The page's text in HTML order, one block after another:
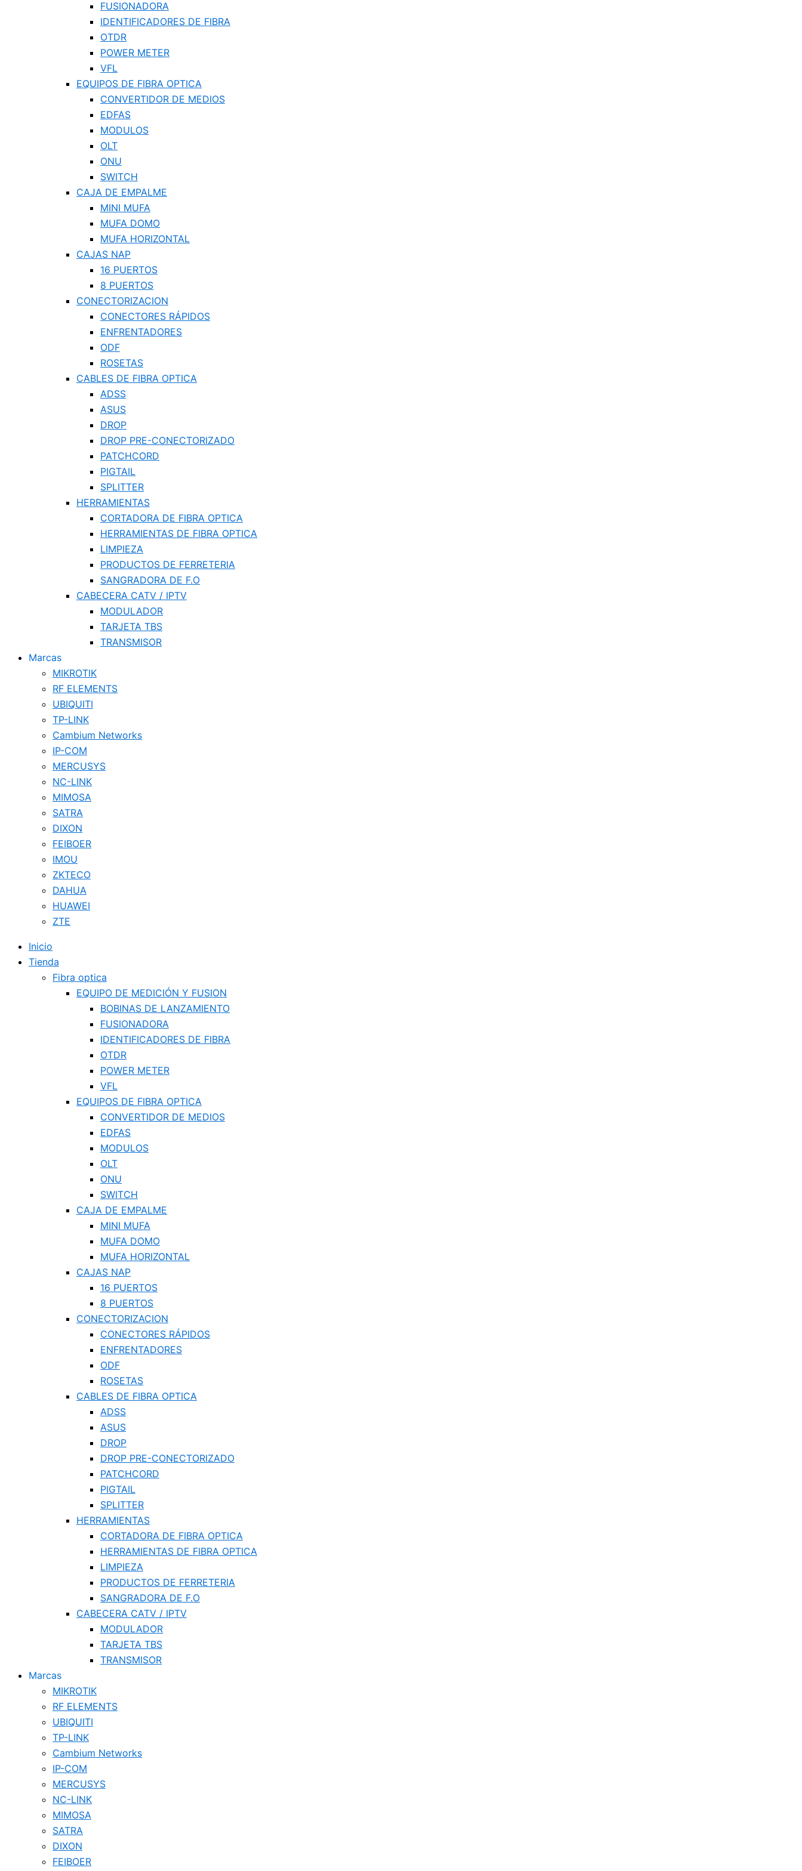
FUSIONADORA
IDENTIFICADORES DE FIBRA
OTDR
POWER METER
VFL
EQUIPOS DE FIBRA OPTICA
CONVERTIDOR DE MEDIOS
EDFAS
MODULOS
OLT
ONU
SWITCH
CAJA DE EMPALME
MINI MUFA
MUFA DOMO
MUFA HORIZONTAL
CAJAS NAP
16 PUERTOS
8 PUERTOS
CONECTORIZACION
CONECTORES RÁPIDOS
ENFRENTADORES
ODF
ROSETAS
CABLES DE FIBRA OPTICA
ADSS
ASUS
DROP
DROP PRE-CONECTORIZADO
PATCHCORD
PIGTAIL
SPLITTER
HERRAMIENTAS
CORTADORA DE FIBRA OPTICA
HERRAMIENTAS DE FIBRA OPTICA
LIMPIEZA
PRODUCTOS DE FERRETERIA
SANGRADORA DE F.O
CABECERA CATV / IPTV
MODULADOR
TARJETA TBS
TRANSMISOR
Marcas
MIKROTIK
RF ELEMENTS
UBIQUITI
TP-LINK
Cambium Networks
IP-COM
MERCUSYS
NC-LINK
MIMOSA
SATRA
DIXON
FEIBOER
IMOU
ZKTECO
DAHUA
HUAWEI
ZTE
Inicio
Tienda
Fibra optica
EQUIPO DE MEDICIÓN Y FUSION
BOBINAS DE LANZAMIENTO
FUSIONADORA
IDENTIFICADORES DE FIBRA
OTDR
POWER METER
VFL
EQUIPOS DE FIBRA OPTICA
CONVERTIDOR DE MEDIOS
EDFAS
MODULOS
OLT
ONU
SWITCH
CAJA DE EMPALME
MINI MUFA
MUFA DOMO
MUFA HORIZONTAL
CAJAS NAP
16 PUERTOS
8 PUERTOS
CONECTORIZACION
CONECTORES RÁPIDOS
ENFRENTADORES
ODF
ROSETAS
CABLES DE FIBRA OPTICA
ADSS
ASUS
DROP
DROP PRE-CONECTORIZADO
PATCHCORD
PIGTAIL
SPLITTER
HERRAMIENTAS
CORTADORA DE FIBRA OPTICA
HERRAMIENTAS DE FIBRA OPTICA
LIMPIEZA
PRODUCTOS DE FERRETERIA
SANGRADORA DE F.O
CABECERA CATV / IPTV
MODULADOR
TARJETA TBS
TRANSMISOR
Marcas
MIKROTIK
RF ELEMENTS
UBIQUITI
TP-LINK
Cambium Networks
IP-COM
MERCUSYS
NC-LINK
MIMOSA
SATRA
DIXON
FEIBOER